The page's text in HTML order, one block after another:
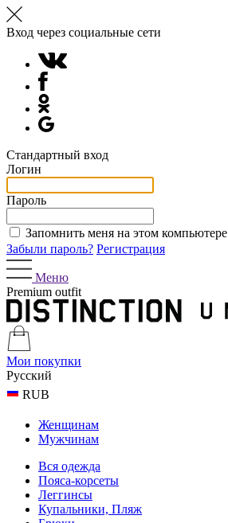
Вход через социальные сети
Стандартный вход
Логин
Пароль
Запомнить меня на этом компьютере
Забыли пароль? Регистрация
Меню
Premium outfit
Мои покупки
Русский
RUB
Женщинам
Мужчинам
Вся одежда
Пояса-корсеты
Леггинсы
Купальники, Пляж